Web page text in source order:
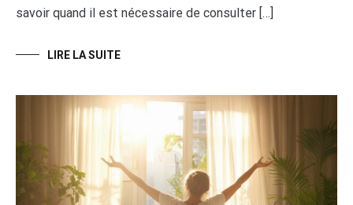
savoir quand il est nécessaire de consulter […]
LIRE LA SUITE